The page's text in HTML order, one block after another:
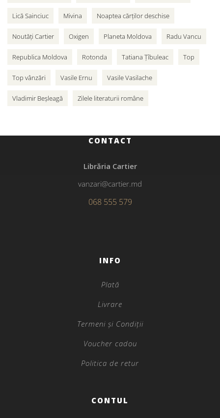
Lică Sainciuc Mivina Noaptea cărților deschise
Noutăți Cartier Oxigen Planeta Moldova Radu Vancu
Republica Moldova Rotonda Tatiana Țîbuleac Top
Top vânzări Vasile Ernu Vasile Vasilache
Vladimir Beșleagă Zilele literaturii române
CONTACT
Librăria Cartier
vanzari@cartier.md
068 555 579
INFO
Plată
Livrare
Termeni și Condiții
Voucher cadou
Politica de retur
CONTUL